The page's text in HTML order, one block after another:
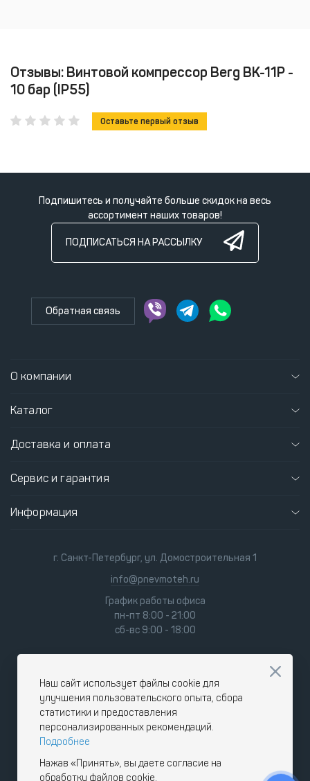
Отзывы: Винтовой компрессор Berg ВК-11Р -
10 бар (IP55)
Оставьте первый отзыв
Подпишитесь и получайте больше скидок на весь
ассортимент наших товаров!
ПОДПИСАТЬСЯ НА РАССЫЛКУ
Обратная связь
О компании
Каталог
Доставка и оплата
Сервис и гарантия
Информация
г. Санкт-Петербург, ул. Домостроительная 1
info@pnevmoteh.ru
График работы офиса
пн-пт 8:00 - 21:00
сб-вс 9:00 - 18:00
Наш сайт использует файлы cookie для
улучшения пользовательского опыта, сбора
статистики и предоставления
персонализированных рекомендаций.
Подробнее
Нажав «Принять», вы даете согласие на
обработку файлов cookie.